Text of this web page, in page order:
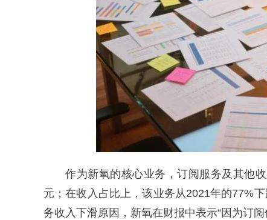
作为新氧的核心业务，订阅服务及其他
元；在收入占比上，该业务从2021年的77%
务收入下滑原因，新氧在财报中表示“因为订